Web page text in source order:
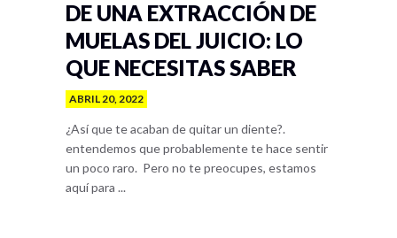
DE UNA EXTRACCIÓN DE
MUELAS DEL JUICIO: LO
QUE NECESITAS SABER
ABRIL 20, 2022
¿Así que te acaban de quitar un diente?.
entendemos que probablemente te hace sentir
un poco raro. Pero no te preocupes, estamos
aquí para ...